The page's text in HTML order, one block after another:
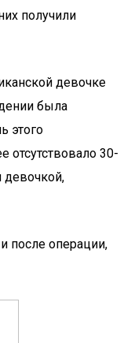
получили
девочке
была
этого
отсутствовало 30-
девочкой,